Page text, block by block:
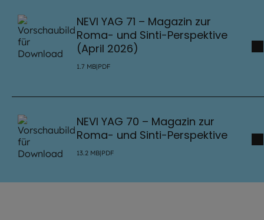
NEVI YAG 71 – Magazin zur
Roma- und Sinti-Perspektive
(April 2026)
1.7 MB|PDF
NEVI YAG 70 – Magazin zur
Roma- und Sinti-Perspektive
13.2 MB|PDF